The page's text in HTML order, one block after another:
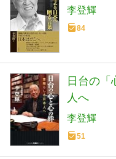
李登輝
84
日台の「
人へ
李登輝
51